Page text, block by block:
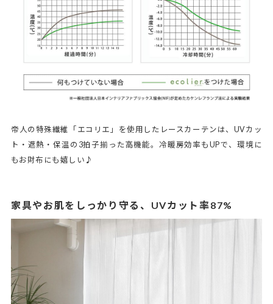
帝人の特殊繊維「エコリエ」を使用したレースカーテンは、UVカッ
ト・遮熱・保温の3拍子揃った高機能。冷暖房効率もUPで、環境に
もお財布にも嬉しい♪
家具やお肌をしっかり守る、UVカット率87%